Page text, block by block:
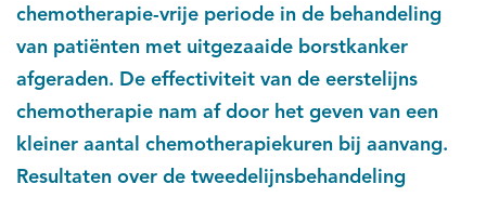
chemotherapie-vrije periode in de behandeling
van patiënten met uitgezaaide borstkanker
afgeraden. De effectiviteit van de eerstelijns
chemotherapie nam af door het geven van een
kleiner aantal chemotherapiekuren bij aanvang.
Resultaten over de tweedelijnsbehandeling